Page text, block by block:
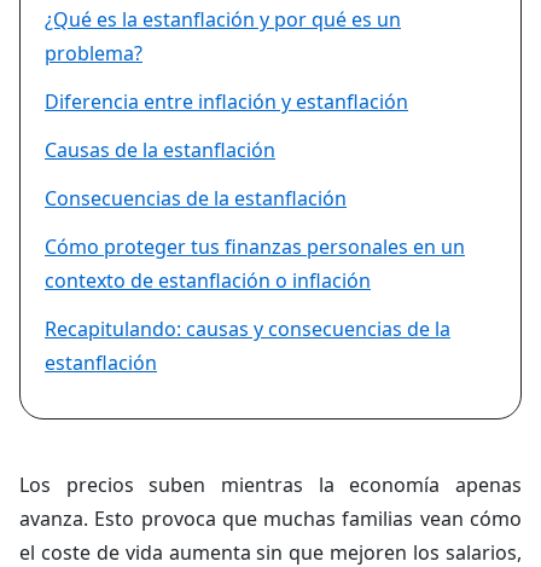
¿Qué es la estanflación y por qué es un
problema?
Diferencia entre inflación y estanflación
Causas de la estanflación
Consecuencias de la estanflación
Cómo proteger tus finanzas personales en un
contexto de estanflación o inflación
Recapitulando: causas y consecuencias de la
estanflación
Los precios suben mientras la economía apenas
avanza. Esto provoca que muchas familias vean cómo
el coste de vida aumenta sin que mejoren los salarios,